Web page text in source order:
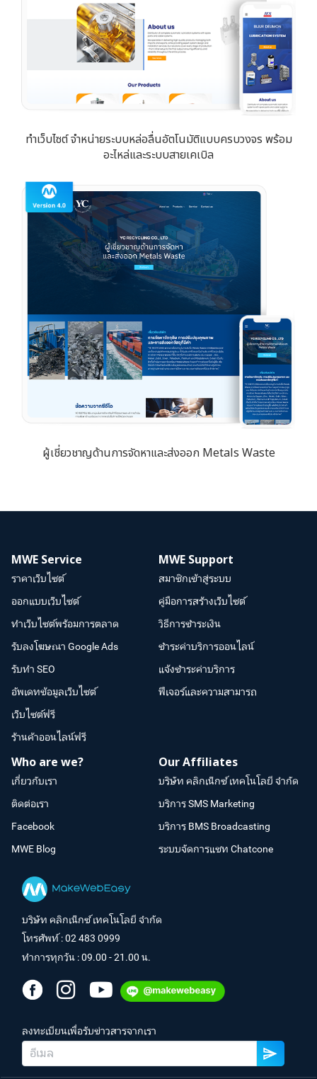
ทำเว็บไซต์ จำหน่ายระบบหล่อลื่นอัตโนมัติแบบครบวงจร พร้อม
อะไหล่และระบบสายเคเบิล
ผู้เชี่ยวชาญด้านการจัดหาและส่งออก Metals Waste
MWE Service
ราคาเว็บไซต์
ออกแบบเว็บไซต์
ทำเว็บไซต์พร้อมการตลาด
รับลงโฆษณา Google Ads
รับทำ SEO
อัพเดทข้อมูลเว็บไซต์
เว็บไซต์ฟรี
ร้านค้าออนไลน์ฟรี
MWE Support
สมาชิกเข้าสู่ระบบ
คู่มือการสร้างเว็บไซต์
วิธีการชำระเงิน
ชำระค่าบริการออนไลน์
แจ้งชำระค่าบริการ
ฟีเจอร์และความสามารถ
Who are we?
เกี่ยวกับเรา
ติดต่อเรา
Facebook
MWE Blog
Our Affiliates
บริษัท คลิกเน็กซ์ เทคโนโลยี จำกัด
บริการ SMS Marketing
บริการ BMS Broadcasting
ระบบจัดการแชท Chatcone
บริษัท คลิกเน็กซ์ เทคโนโลยี จำกัด
โทรศัพท์ :02 483 0999
ทำการทุกวัน : 09.00 - 21.00 น.
ลงทะเบียนเพื่อรับข่าวสารจากเรา